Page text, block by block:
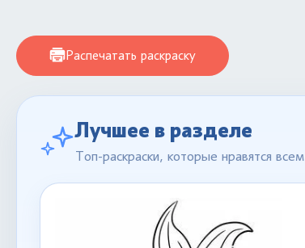
Распечатать раскраску
Лучшее в разделе
Топ-раскраски, которые нравятся всем